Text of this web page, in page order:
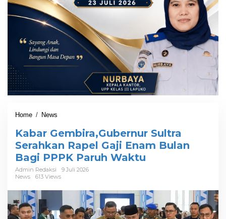
Home / News
b
a
r
G
m
a
Kabar Gembira,Gubernur Sultra
Serahkan Rapel Gaji Enam Bulan
Bagi PPPK Paruh Waktu
Admin Redaksi
9 Juli 2026
News
613 Views